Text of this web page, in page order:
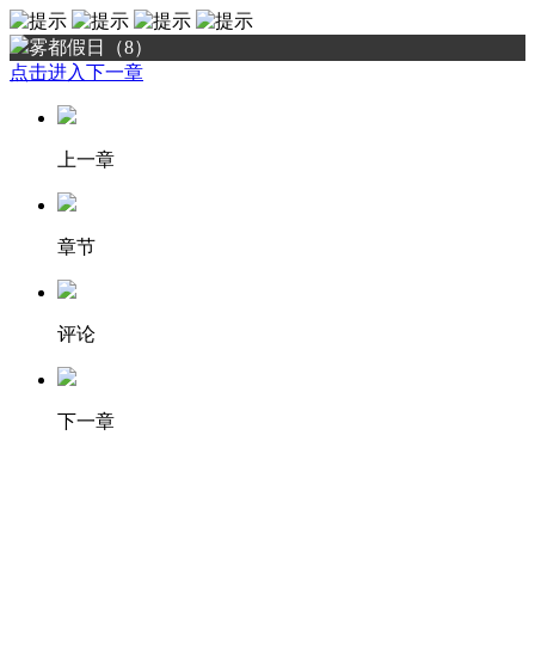
雾都假日（8）
点击进入下一章
上一章
章节
评论
下一章